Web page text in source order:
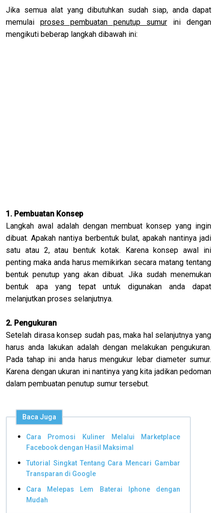
Jika semua alat yang dibutuhkan sudah siap, anda dapat
memulai proses pembuatan penutup sumur ini dengan
mengikuti beberap langkah dibawah ini:
1. Pembuatan Konsep
Langkah awal adalah dengan membuat konsep yang ingin
dibuat. Apakah nantiya berbentuk bulat, apakah nantinya jadi
satu atau 2, atau bentuk kotak. Karena konsep awal ini
penting maka anda harus memikirkan secara matang tentang
bentuk penutup yang akan dibuat. Jika sudah menemukan
bentuk apa yang tepat untuk digunakan anda dapat
melanjutkan proses selanjutnya.
2. Pengukuran
Setelah dirasa konsep sudah pas, maka hal selanjutnya yang
harus anda lakukan adalah dengan melakukan pengukuran.
Pada tahap ini anda harus mengukur lebar diameter sumur.
Karena dengan ukuran ini nantinya yang kita jadikan pedoman
dalam pembuatan penutup sumur tersebut.
Baca Juga
Cara Promosi Kuliner Melalui Marketplace
Facebook dengan Hasil Maksimal
Tutorial Singkat Tentang Cara Mencari Gambar
Transparan di Google
Cara Melepas Lem Baterai Iphone dengan
Mudah